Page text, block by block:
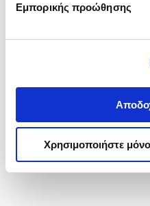
Εμπορικής προώθησης
Χρησιμοποιήστε